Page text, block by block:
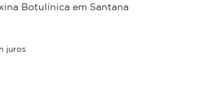
Botulínica em Santana
juros